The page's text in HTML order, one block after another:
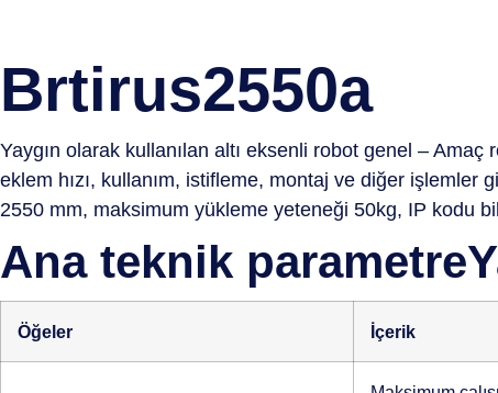
Brtirus2550a
Yaygın olarak kullanılan altı eksenli robot genel – Amaç
eklem hızı, kullanım, istifleme, montaj ve diğer
2550 mm, maksimum yükleme yeteneği 50kg, IP kodu
Ana teknik
Öğeler İçerik